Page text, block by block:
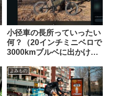
小径車の長所っていったい
何？（20インチミニベロで
3000kmブルベに出かけま
スレッドから）
よみもの